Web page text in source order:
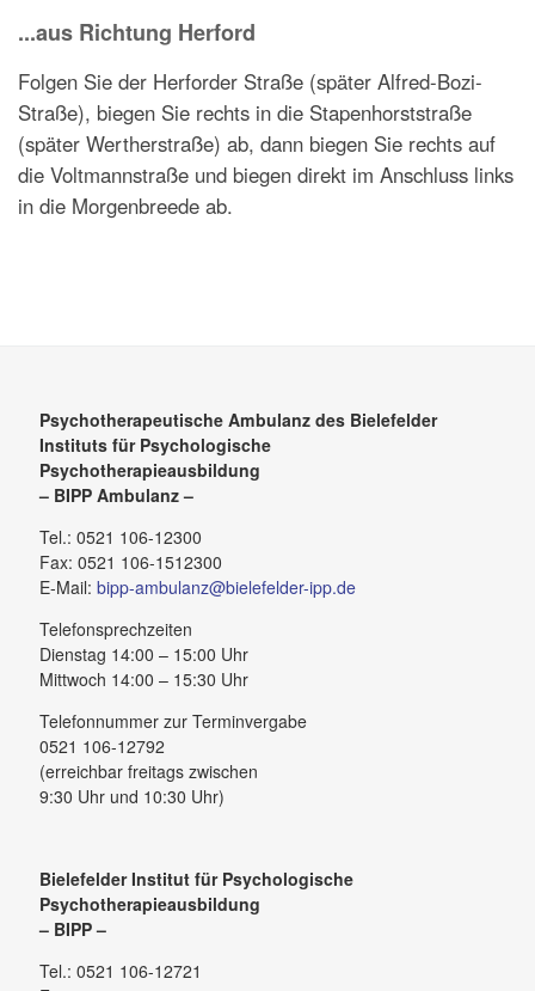
...aus Richtung Herford
Folgen Sie der Herforder Straße (später Alfred-Bozi-
Straße), biegen Sie rechts in die Stapenhorststraße
(später Wertherstraße) ab, dann biegen Sie rechts auf
die Voltmannstraße und biegen direkt im Anschluss links
in die Morgenbreede ab.
Psychotherapeutische Ambulanz des Bielefelder
Instituts für Psychologische
Psychotherapieausbildung
– BIPP Ambulanz –
Tel.: 0521 106-12300
Fax: 0521 106-1512300
E-Mail: bipp-ambulanz@bielefelder-ipp.de
Telefonsprechzeiten
Dienstag 14:00 – 15:00 Uhr
Mittwoch 14:00 – 15:30 Uhr
Telefonnummer zur Terminvergabe
0521 106-12792
(erreichbar freitags zwischen
9:30 Uhr und 10:30 Uhr)
Bielefelder Institut für Psychologische
Psychotherapieausbildung
– BIPP –
Tel.: 0521 106-12721